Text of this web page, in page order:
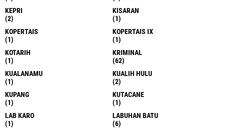
KEPRI
(2)
KISARAN
(1)
KOPERTAIS
(1)
KOPERTAIS IX
(1)
KOTARIH
(1)
KRIMINAL
(62)
KUALANAMU
(1)
KUALIH HULU
(2)
KUPANG
(1)
KUTACANE
(1)
LAB KARO
(1)
LABUHAN BATU
(6)